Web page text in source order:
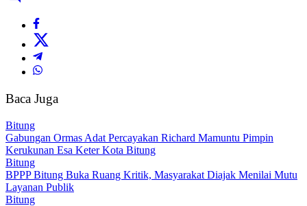
Baca Juga
Bitung
Gabungan Ormas Adat Percayakan Richard Mamuntu Pimpin
Kerukunan Esa Keter Kota Bitung
Bitung
BPPP Bitung Buka Ruang Kritik, Masyarakat Diajak Menilai Mutu
Layanan Publik
Bitung